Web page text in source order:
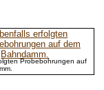
Probebohrungen auf